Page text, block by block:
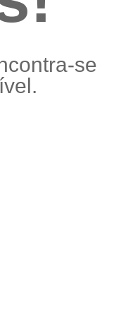
se